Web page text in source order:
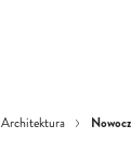
Architektura